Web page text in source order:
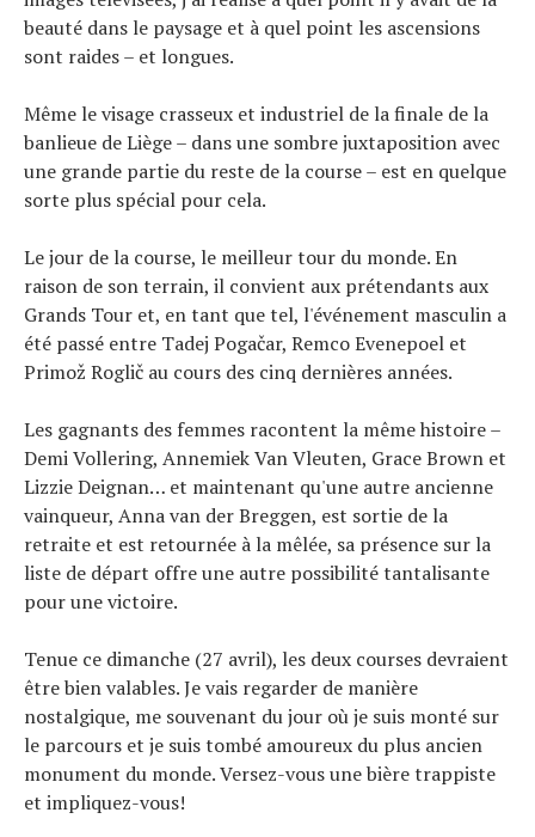
beauté dans le paysage et à quel point les ascensions
sont raides – et longues.
Même le visage crasseux et industriel de la finale de la
banlieue de Liège – dans une sombre juxtaposition avec
une grande partie du reste de la course – est en quelque
sorte plus spécial pour cela.
Le jour de la course, le meilleur tour du monde. En
raison de son terrain, il convient aux prétendants aux
Grands Tour et, en tant que tel, l'événement masculin a
été passé entre Tadej Pogačar, Remco Evenepoel et
Primož Roglič au cours des cinq dernières années.
Les gagnants des femmes racontent la même histoire –
Demi Vollering, Annemiek Van Vleuten, Grace Brown et
Lizzie Deignan… et maintenant qu'une autre ancienne
vainqueur, Anna van der Breggen, est sortie de la
retraite et est retournée à la mêlée, sa présence sur la
liste de départ offre une autre possibilité tantalisante
pour une victoire.
Tenue ce dimanche (27 avril), les deux courses devraient
être bien valables. Je vais regarder de manière
nostalgique, me souvenant du jour où je suis monté sur
le parcours et je suis tombé amoureux du plus ancien
monument du monde. Versez-vous une bière trappiste
et impliquez-vous!